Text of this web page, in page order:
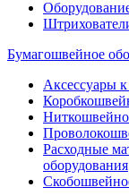
Бумагошвейное
Аксессуары
Расходные
оборудования